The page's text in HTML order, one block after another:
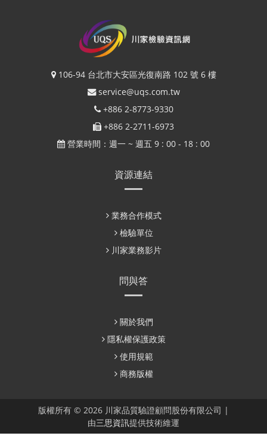
106-94 台北市大安區光復南路 102 號 6 樓
service@uqs.com.tw
+886 2-8773-9330
+886 2-2711-6973
營業時間：週一 ~ 週五 9 : 00 - 18 : 00
資源連結
業務合作模式
檢驗單位
川家業務影片
問與答
關於我們
隱私權保護政策
使用規範
商務版權
版權所有 © 2026 川家品質驗證顧問股份有限公司 |
由三思資訊提供技術維運